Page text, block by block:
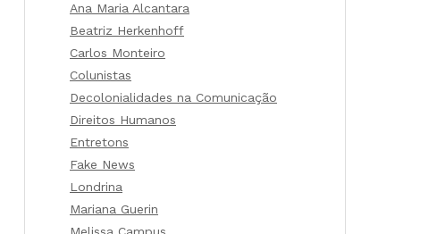
Ana Maria Alcantara
Beatriz Herkenhoff
Carlos Monteiro
Colunistas
Decolonialidades na Comunicação
Direitos Humanos
Entretons
Fake News
Londrina
Mariana Guerin